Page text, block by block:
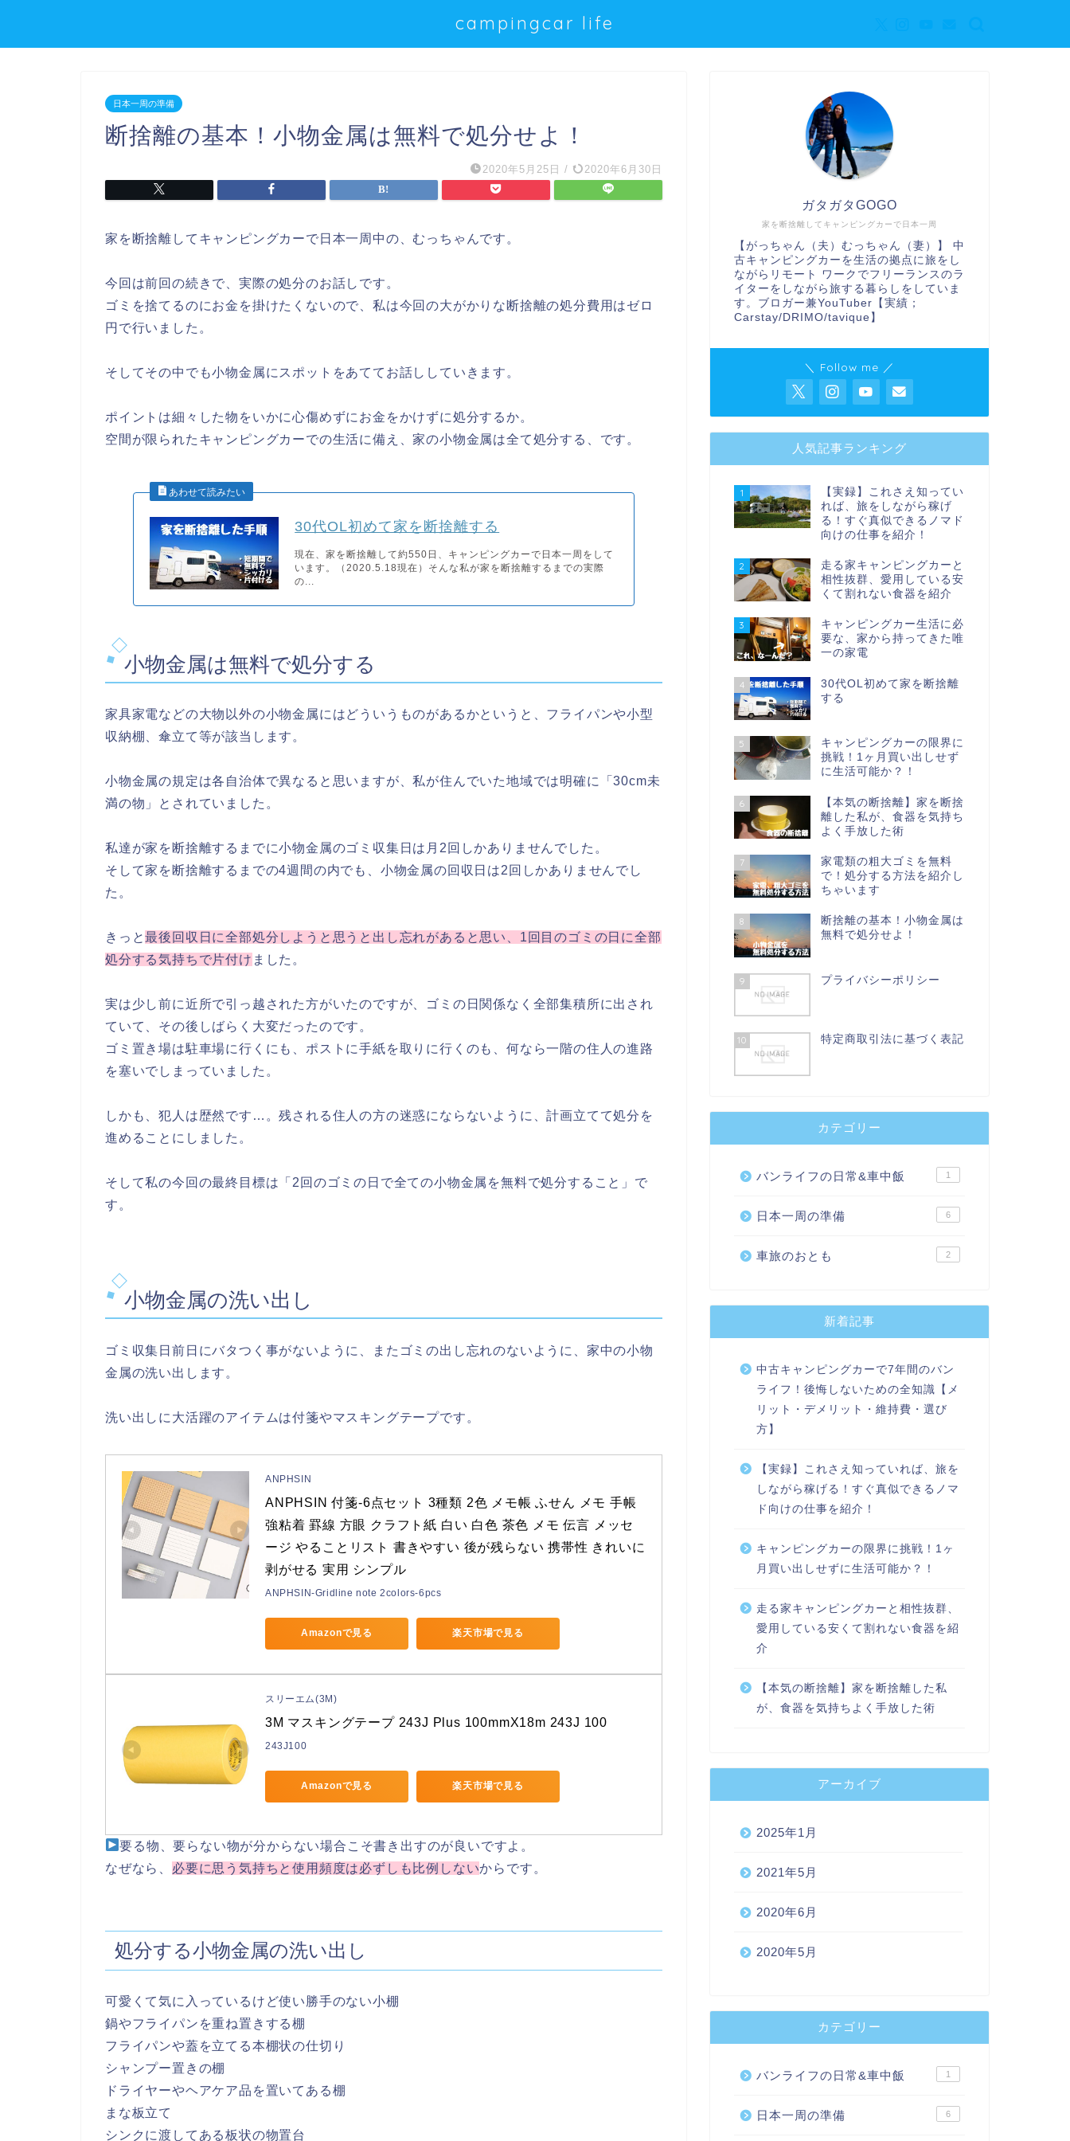
campingcar life
日本一周の準備
断捨離の基本！小物金属は無料で処分せよ！
2020年5月25日 / 2020年6月30日
家を断捨離してキャンピングカーで日本一周中の、むっちゃんです。
今回は前回の続きで、実際の処分のお話しです。
ゴミを捨てるのにお金を掛けたくないので、私は今回の大がかりな断捨離の処分費用はゼロ
円で行いました。
そしてその中でも小物金属にスポットをあててお話ししていきます。
ポイントは細々した物をいかに心傷めずにお金をかけずに処分するか。
空間が限られたキャンピングカーでの生活に備え、家の小物金属は全て処分する、です。
30代OL初めて家を断捨離する
現在、家を断捨離して約550日、キャンピングカーで日本一周をして
います。（2020.5.18現在）そんな私が家を断捨離するまでの実際
の...
小物金属は無料で処分する
家具家電などの大物以外の小物金属にはどういうものがあるかというと、フライパンや小型
収納棚、傘立て等が該当します。
小物金属の規定は各自治体で異なると思いますが、私が住んでいた地域では明確に「30cm未
満の物」とされていました。
私達が家を断捨離するまでに小物金属のゴミ収集日は月2回しかありませんでした。
そして家を断捨離するまでの4週間の内でも、小物金属の回収日は2回しかありませんでし
た。
きっと最後回収日に全部処分しようと思うと出し忘れがあると思い、1回目のゴミの日に全部
処分する気持ちで片付け ました。
実は少し前に近所で引っ越された方がいたのですが、ゴミの日関係なく全部集積所に出され
ていて、その後しばらく大変だったのです。
ゴミ置き場は駐車場に行くにも、ポストに手紙を取りに行くのも、何なら一階の住人の進路
を塞いでしまっていました。
しかも、犯人は歴然です…。残される住人の方の迷惑にならないように、計画立てて処分を
進めることにしました。
そして私の今回の最終目標は「2回のゴミの日で全ての小物金属を無料で処分すること」で
す。
小物金属の洗い出し
ゴミ収集日前日にバタつく事がないように、またゴミの出し忘れのないように、家中の小物
金属の洗い出します。
洗い出しに大活躍のアイテムは付箋やマスキングテープです。
ANPHSIN
ANPHSIN 付箋-6点セット 3種類 2色 メモ帳 ふせん メモ 手帳
強粘着 罫線 方眼 クラフト紙 白い 白色 茶色 メモ 伝言 メッセ
ージ やることリスト 書きやすい 後が残らない 携帯性 きれいに
剥がせる 実用 シンプル
ANPHSIN-Gridline note 2colors-6pcs
Amazonで見る 楽天市場で見る
スリーエム(3M)
3M マスキングテープ 243J Plus 100mmX18m 243J 100
243J100
Amazonで見る 楽天市場で見る
要る物、要らない物が分からない場合こそ書き出すのが良いですよ。
なぜなら、 必要に思う気持ちと使用頻度は必ずしも比例しないからです。
処分する小物金属の洗い出し
可愛くて気に入っているけど使い勝手のない小棚
鍋やフライパンを重ね置きする棚
フライパンや蓋を立てる本棚状の仕切り
シャンプー置きの棚
ドライヤーやヘアケア品を置いてある棚
まな板立て
シンクに渡してある板状の物置台
家を断捨離してキャンピングカーで日本一周
ガタガタGOGO
【がっちゃん（夫）むっちゃん（妻）】 中
古キャンピングカーを生活の拠点に旅をし
ながらリモート ワークでフリーランスのラ
イターをしながら旅する暮らしをしていま
す。ブロガー兼YouTuber【実績；
Carstay/DRIMO/tavique】
＼ Follow me ／
人気記事ランキング
1
【実録】これさえ知ってい
れば、旅をしながら稼げ
る！すぐ真似できるノマド
向けの仕事を紹介！
2
走る家キャンピングカーと
相性抜群、愛用している安
くて割れない食器を紹介
3
キャンピングカー生活に必
要な、家から持ってきた唯
一の家電
4
30代OL初めて家を断捨離
する
5
キャンピングカーの限界に
挑戦！1ヶ月買い出しせず
に生活可能か？！
6
【本気の断捨離】家を断捨
離した私が、食器を気持ち
よく手放した術
7
家電類の粗大ゴミを無料
で！処分する方法を紹介し
ちゃいます
8
断捨離の基本！小物金属は
無料で処分せよ！
9 プライバシーポリシー
10 特定商取引法に基づく表記
カテゴリー
バンライフの日常&車中飯 1
日本一周の準備 6
車旅のおとも 2
新着記事
中古キャンピングカーで7年間のバン
ライフ！後悔しないための全知識【メ
リット・デメリット・維持費・選び
方】
【実録】これさえ知っていれば、旅を
しながら稼げる！すぐ真似できるノマ
ド向けの仕事を紹介！
キャンピングカーの限界に挑戦！1ヶ
月買い出しせずに生活可能か？！
走る家キャンピングカーと相性抜群、
愛用している安くて割れない食器を紹
介
【本気の断捨離】家を断捨離した私
が、食器を気持ちよく手放した術
アーカイブ
2025年1月
2021年5月
2020年6月
2020年5月
カテゴリー
バンライフの日常&車中飯 1
日本一周の準備 6